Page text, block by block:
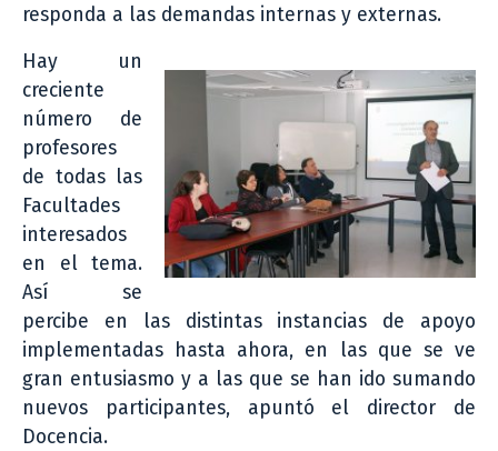
responda a las demandas internas y externas.
Hay un
creciente
número de
profesores
de todas las
Facultades
interesados
en el tema.
Así se
percibe en las distintas instancias de apoyo
implementadas hasta ahora, en las que se ve
gran entusiasmo y a las que se han ido sumando
nuevos participantes, apuntó el director de
Docencia.